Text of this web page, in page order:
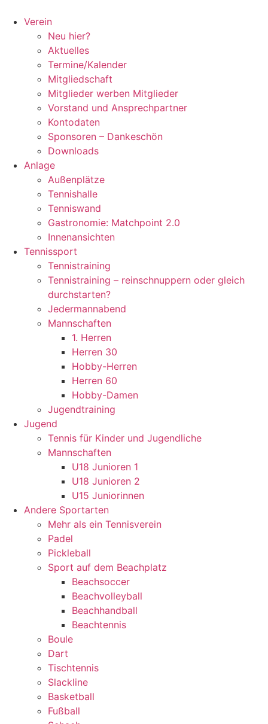
Inhalt
springen
Verein
Neu hier?
Aktuelles
Termine/Kalender
Mitgliedschaft
Mitglieder werben Mitglieder
Vorstand und Ansprechpartner
Kontodaten
Sponsoren – Dankeschön
Downloads
Anlage
Außenplätze
Tennishalle
Tenniswand
Gastronomie: Matchpoint 2.0
Innenansichten
Tennissport
Tennistraining
Tennistraining – reinschnuppern oder gleich
durchstarten?
Jedermannabend
Mannschaften
1. Herren
Herren 30
Hobby-Herren
Herren 60
Hobby-Damen
Jugendtraining
Jugend
Tennis für Kinder und Jugendliche
Mannschaften
U18 Junioren 1
U18 Junioren 2
U15 Juniorinnen
Andere Sportarten
Mehr als ein Tennisverein
Padel
Pickleball
Sport auf dem Beachplatz
Beachsoccer
Beachvolleyball
Beachhandball
Beachtennis
Boule
Dart
Tischtennis
Slackline
Basketball
Fußball